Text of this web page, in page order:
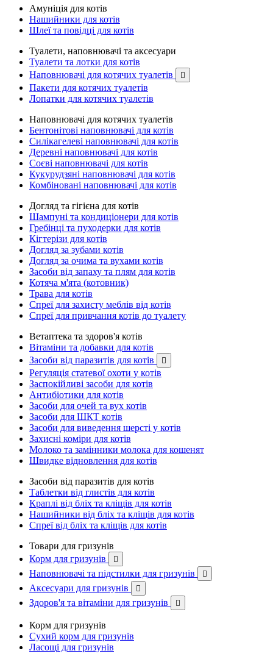
Амуніція для котів
Нашийники для котів
Шлеї та повідці для котів
Туалети, наповнювачі та аксесуари
Туалети та лотки для котів
Наповнювачі для котячих туалетів

Пакети для котячих туалетів
Лопатки для котячих туалетів
Наповнювачі для котячих туалетів
Бентонітові наповнювачі для котів
Силікагелеві наповнювачі для котів
Деревні наповнювачі для котів
Соєві наповнювачі для котів
Кукурудзяні наповнювачі для котів
Комбіновані наповнювачі для котів
Догляд та гігієна для котів
Шампуні та кондиціонери для котів
Гребінці та пуходерки для котів
Кігтерізи для котів
Догляд за зубами котів
Догляд за очима та вухами котів
Засоби від запаху та плям для котів
Котяча м'ята (котовник)
Трава для котів
Спреї для захисту меблів від котів
Спреї для привчання котів до туалету
Ветаптека та здоров'я котів
Вітаміни та добавки для котів
Засоби від паразитів для котів

Регуляція статевої охоти у котів
Заспокійливі засоби для котів
Антибіотики для котів
Засоби для очей та вух котів
Засоби для ШКТ котів
Засоби для виведення шерсті у котів
Захисні коміри для котів
Молоко та замінники молока для кошенят
Швидке відновлення для котів
Засоби від паразитів для котів
Таблетки від глистів для котів
Краплі від бліх та кліщів для котів
Нашийники від бліх та кліщів для котів
Спреї від бліх та кліщів для котів
Товари для гризунів
Корм для гризунів

Наповнювачі та підстилки для гризунів 
Аксесуари для гризунів 
Здоров'я та вітаміни для гризунів 
Корм для гризунів
Сухий корм для гризунів
Ласощі для гризунів